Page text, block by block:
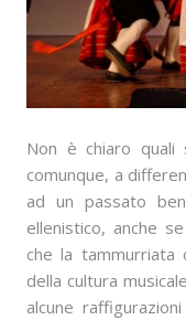
Non è chiaro quali
comunque, a
ad un passato
ellenistico, anche
che la
della cultura
alcune